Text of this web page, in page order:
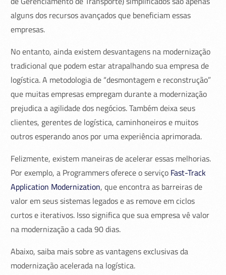
alguns dos recursos avançados que beneficiam essas
empresas.
No entanto, ainda existem desvantagens na modernização
tradicional que podem estar atrapalhando sua empresa de
logística. A metodologia de “desmontagem e reconstrução”
que muitas empresas empregam durante a modernização
prejudica a agilidade dos negócios. Também deixa seus
clientes, gerentes de logística, caminhoneiros e muitos
outros esperando anos por uma experiência aprimorada.
Felizmente, existem maneiras de acelerar essas melhorias.
Por exemplo, a Programmers oferece o serviço Fast-Track
Application Modernization, que encontra as barreiras de
valor em seus sistemas legados e as remove em ciclos
curtos e iterativos. Isso significa que sua empresa vê valor
na modernização a cada 90 dias.
Abaixo, saiba mais sobre as vantagens exclusivas da
modernização acelerada na logística.